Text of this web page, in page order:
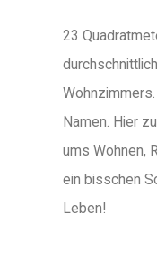
23
Namen. Hier
ums Wohnen,
ein bisschen
Leben!